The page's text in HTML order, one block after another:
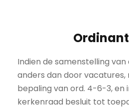
Indien de samenstelling
anders dan door
bepaling van ord. 4-6-3, en
kerkenraad besluit tot